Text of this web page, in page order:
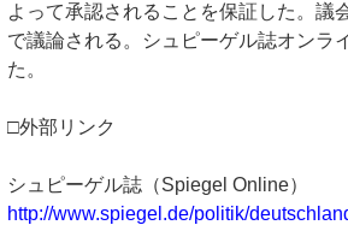
よって承認されることを保証した。議
で議論される。シュピーゲル誌オンラ
た。
□外部リンク
シュピーゲル誌（Spiegel Online）
http://www.spiegel.de/politik/